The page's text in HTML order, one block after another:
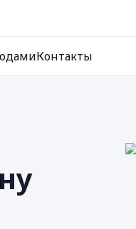
Контакты